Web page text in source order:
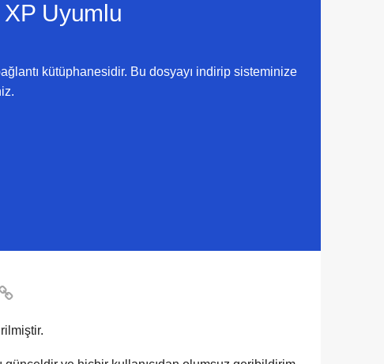
Uyumlu
kütüphanesidir. Bu dosyayı indirip sisteminize